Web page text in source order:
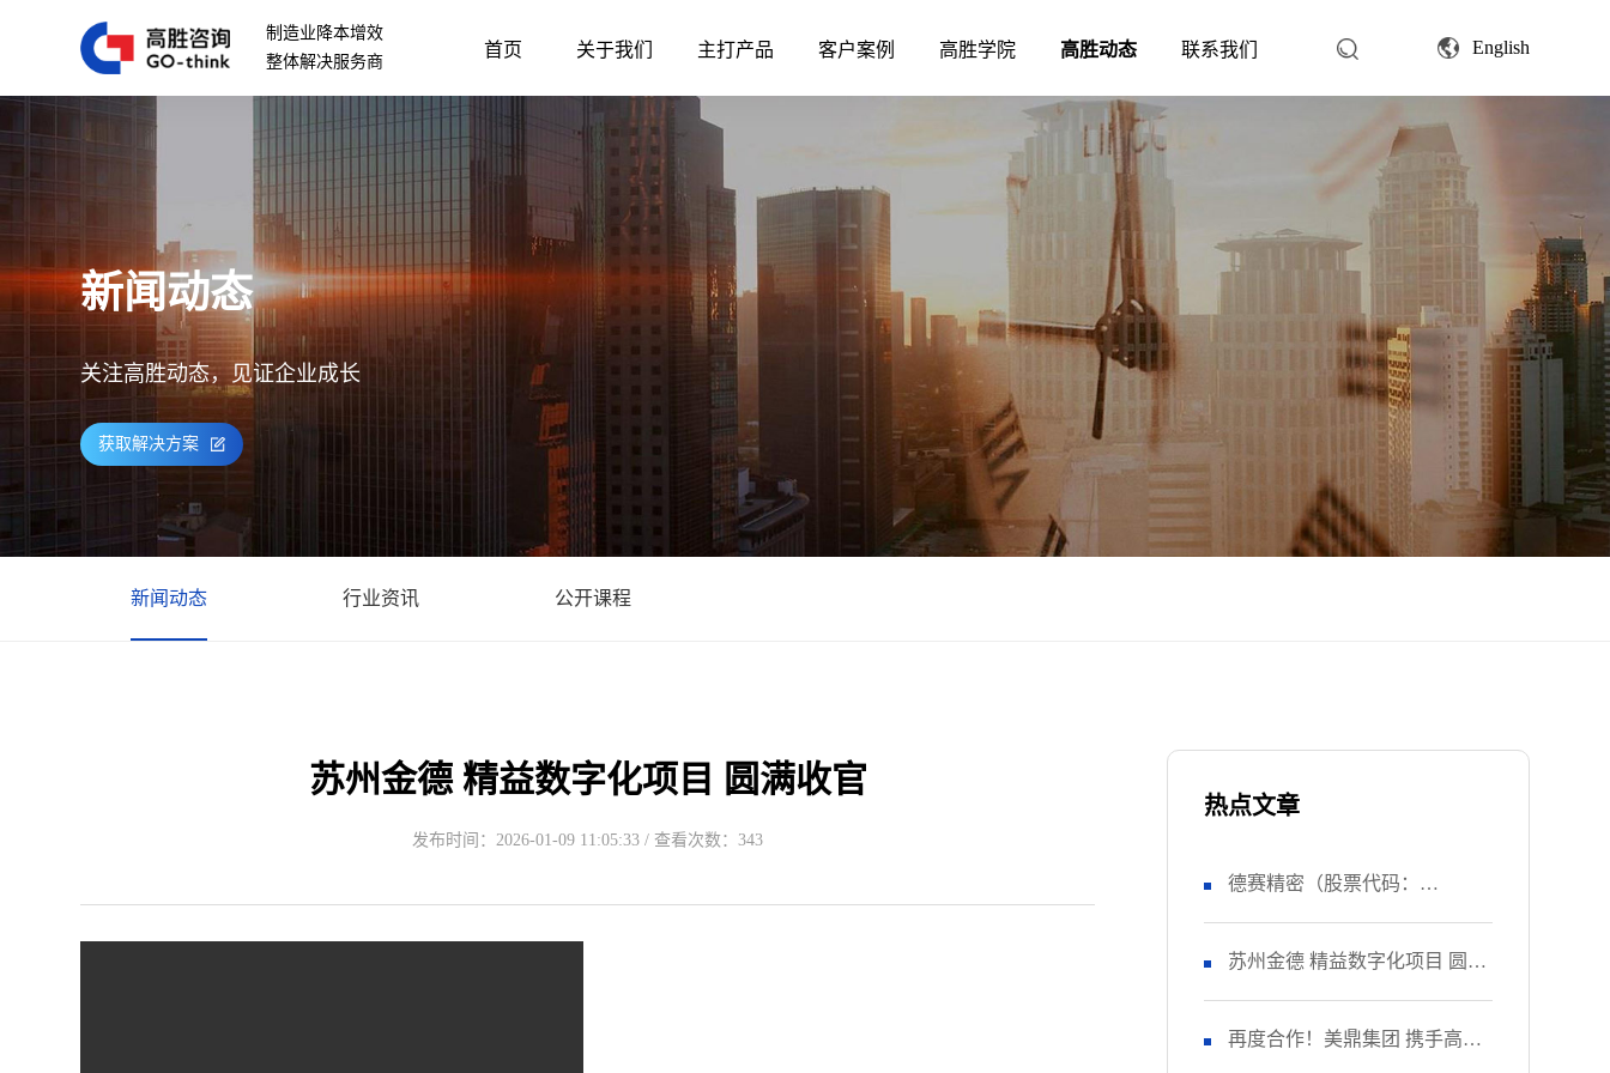
制造业降本增效
整体解决服务商
首页 关于我们 主打产品 客户案例 高胜学院 高胜动态 联系我们 English
新闻动态
关注高胜动态，见证企业成长
获取解决方案
新闻动态 行业资讯 公开课程
苏州金德 精益数字化项目 圆满收官
发布时间：2026-01-09 11:05:33 / 查看次数：343
热点文章
德赛精密（股票代码：
SZ000049） 正式启动 管理升级
&精益注塑项目！
苏州金德 精益数字化项目 圆满
收官
再度合作！美鼎集团 携手高胜